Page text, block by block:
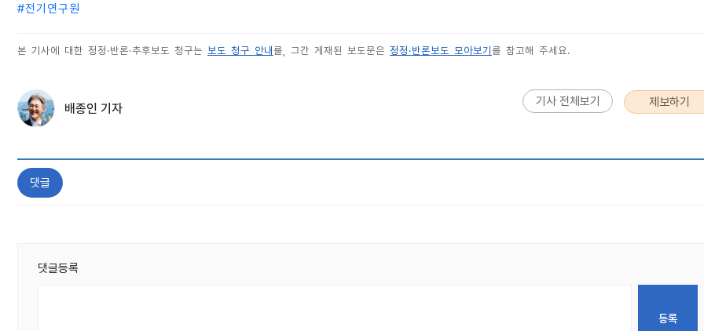
#전기연구원
본 기사에 대한 정정·반론·추후보도 청구는 보도 청구 안내를, 그간 게재된 보도문은 정정·반론보도 모아보기를 참고해 주세요.
배종인 기자 기사 전체보기 제보하기
댓글
댓글등록